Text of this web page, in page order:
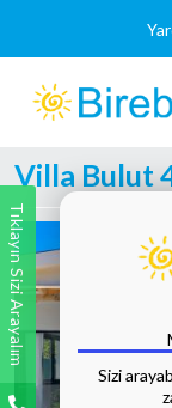
Villa Bulut
Tıklayın Sizi Arayalım
Sizi